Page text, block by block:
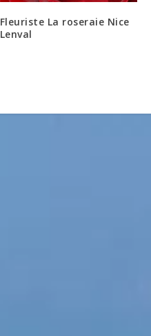
Fleuriste La roseraie Nice
Lenval